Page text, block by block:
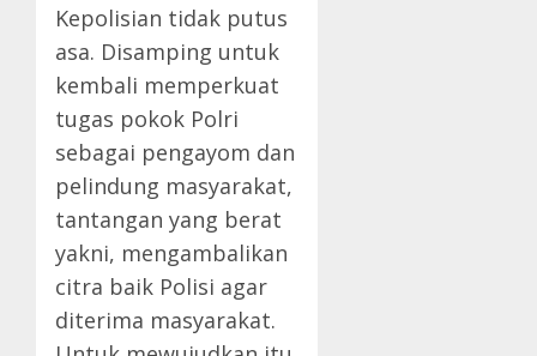
Kepolisian tidak putus
asa. Disamping untuk
kembali memperkuat
tugas pokok Polri
sebagai pengayom dan
pelindung masyarakat,
tantangan yang berat
yakni, mengambalikan
citra baik Polisi agar
diterima masyarakat.